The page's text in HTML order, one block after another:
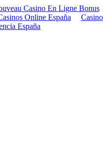
Casino En Ligne Bonus
Online España
Casino
España